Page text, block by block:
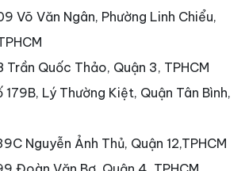
Võ Văn Ngân, Phường Linh Chiểu,
Trần Quốc Thảo, Quận 3, TPHCM
179B, Lý Thường Kiệt, Quận Tân Bình,
Nguyễn Ảnh Thủ, Quận 12,TPHCM